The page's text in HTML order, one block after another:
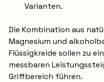
Varianten.
Die Kombination aus
Magnesium und
Flüssigkreide sollen zu
messbaren
Griffbereich führen.